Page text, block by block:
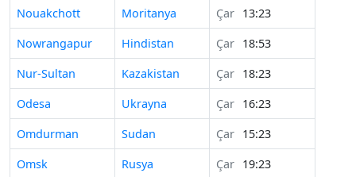
Nouakchott
Moritanya Çar 13:23
Nowrangapur
Hindistan Çar 18:53
Nur-Sultan
Kazakistan Çar 18:23
Odesa
Ukrayna Çar 16:23
Omdurman
Sudan Çar 15:23
Omsk
Rusya Çar 19:23